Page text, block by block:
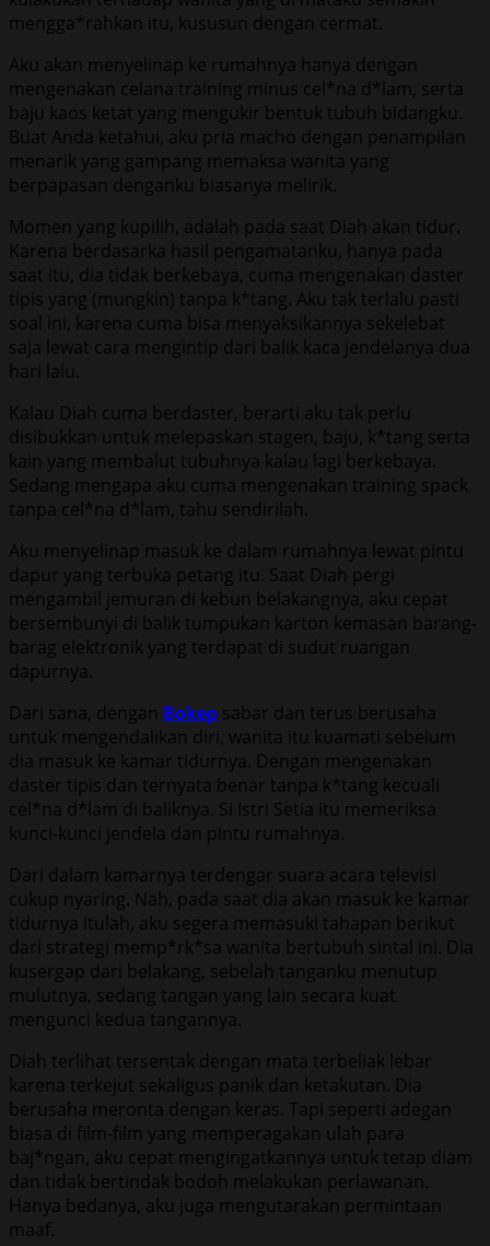
mengga*rahkan itu, kususun dengan cermat.
Aku akan menyelinap ke rumahnya hanya dengan
mengenakan celana training minus cel*na d*lam, serta
baju kaos ketat yang mengukir bentuk tubuh bidangku.
Buat Anda ketahui, aku pria macho dengan penampilan
menarik yang gampang memaksa wanita yang
berpapasan denganku biasanya melirik.
Momen yang kupilih, adalah pada saat Diah akan tidur.
Karena berdasarka hasil pengamatanku, hanya pada
saat itu, dia tidak berkebaya, cuma mengenakan daster
tipis yang (mungkin) tanpa k*tang. Aku tak terlalu pasti
soal ini, karena cuma bisa menyaksikannya sekelebat
saja lewat cara mengintip dari balik kaca jendelanya dua
hari lalu.
Kalau Diah cuma berdaster, berarti aku tak perlu
disibukkan untuk melepaskan stagen, baju, k*tang serta
kain yang membalut tubuhnya kalau lagi berkebaya.
Sedang mengapa aku cuma mengenakan training spack
tanpa cel*na d*lam, tahu sendirilah.
Aku menyelinap masuk ke dalam rumahnya lewat pintu
dapur yang terbuka petang itu. Saat Diah pergi
mengambil jemuran di kebun belakangnya, aku cepat
bersembunyi di balik tumpukan karton kemasan barang-
barag elektronik yang terdapat di sudut ruangan
dapurnya.
Dari sana, dengan Bokep sabar dan terus berusaha
untuk mengendalikan diri, wanita itu kuamati sebelum
dia masuk ke kamar tidurnya. Dengan mengenakan
daster tipis dan ternyata benar tanpa k*tang kecuali
cel*na d*lam di baliknya. Si Istri Setia itu memeriksa
kunci-kunci jendela dan pintu rumahnya.
Dari dalam kamarnya terdengar suara acara televisi
cukup nyaring. Nah, pada saat dia akan masuk ke kamar
tidurnya itulah, aku segera memasuki tahapan berikut
dari strategi memp*rk*sa wanita bertubuh sintal ini. Dia
kusergap dari belakang, sebelah tanganku menutup
mulutnya, sedang tangan yang lain secara kuat
mengunci kedua tangannya.
Diah terlihat tersentak dengan mata terbeliak lebar
karena terkejut sekaligus panik dan ketakutan. Dia
berusaha meronta dengan keras. Tapi seperti adegan
biasa di film-film yang memperagakan ulah para
baj*ngan, aku cepat mengingatkannya untuk tetap diam
dan tidak bertindak bodoh melakukan perlawanan.
Hanya bedanya, aku juga mengutarakan permintaan
maaf.